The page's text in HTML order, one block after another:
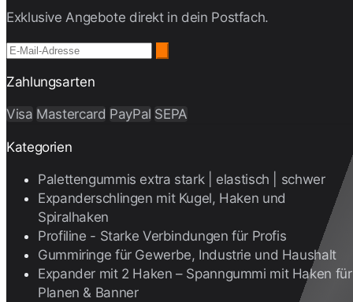
Exklusive Angebote direkt in dein Postfach.
Zahlungsarten
Visa Mastercard PayPal SEPA
Kategorien
Palettengummis extra stark | elastisch | schwer
Expanderschlingen mit Kugel, Haken und
Spiralhaken
Profiline - Starke Verbindungen für Profis
Gummiringe für Gewerbe, Industrie und Haushalt
Expander mit 2 Haken – Spanngummi mit Haken für
Planen & Banner